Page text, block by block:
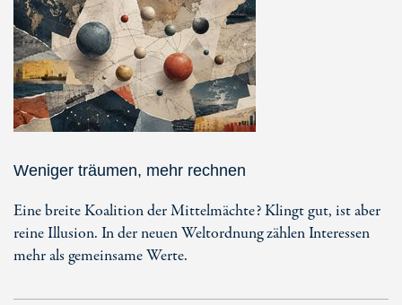
Weniger träumen, mehr rechnen
Eine breite Koalition der Mittelmächte? Klingt gut, ist aber
reine Illusion. In der neuen Weltordnung zählen Interessen
mehr als gemeinsame Werte.